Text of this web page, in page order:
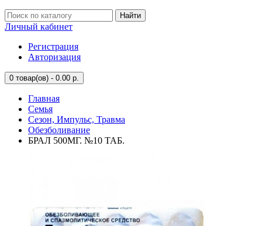
Найти
Личный кабинет
Регистрация
Авторизация
0 товар(ов) - 0.00 р.
Главная
Семья
Сезон, Импульс, Травма
Обезболивание
БРАЛ 500МГ. №10 ТАБ.